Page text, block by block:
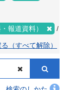
報道資料）
（すべて解除）